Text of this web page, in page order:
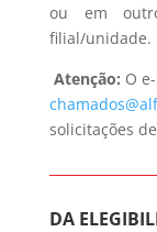
ou em
filial/unidade.
Atenção: O
solicitações
DA